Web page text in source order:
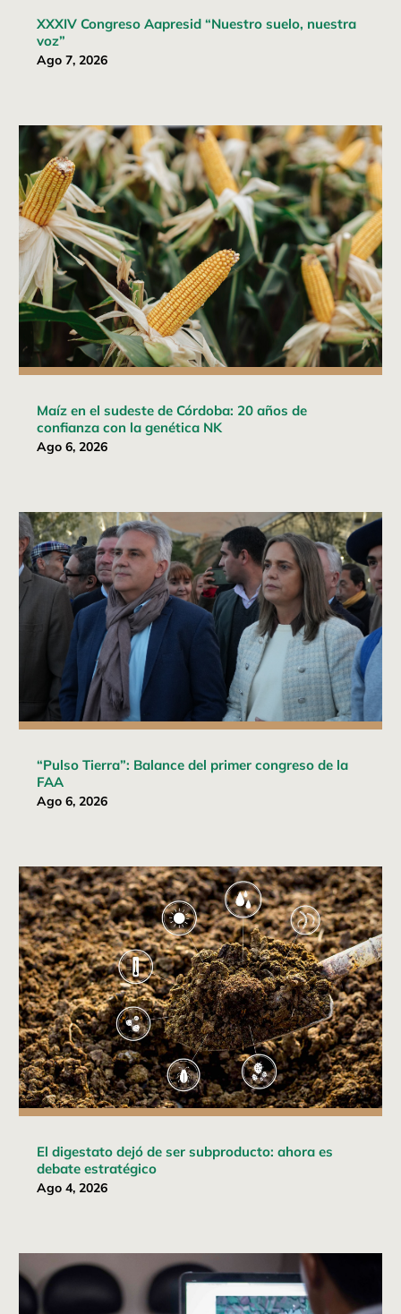
XXXIV Congreso Aapresid “Nuestro suelo, nuestra
voz”
Ago 7, 2026
Maíz en el sudeste de Córdoba: 20 años de
confianza con la genética NK
Ago 6, 2026
“Pulso Tierra”: Balance del primer congreso de la
FAA
Ago 6, 2026
El digestato dejó de ser subproducto: ahora es
debate estratégico
Ago 4, 2026